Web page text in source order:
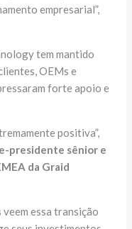
empresarial”,
tem mantido
OEMs e
forte apoio e
positiva”,
presidente sênior e
da Graid
essa transição